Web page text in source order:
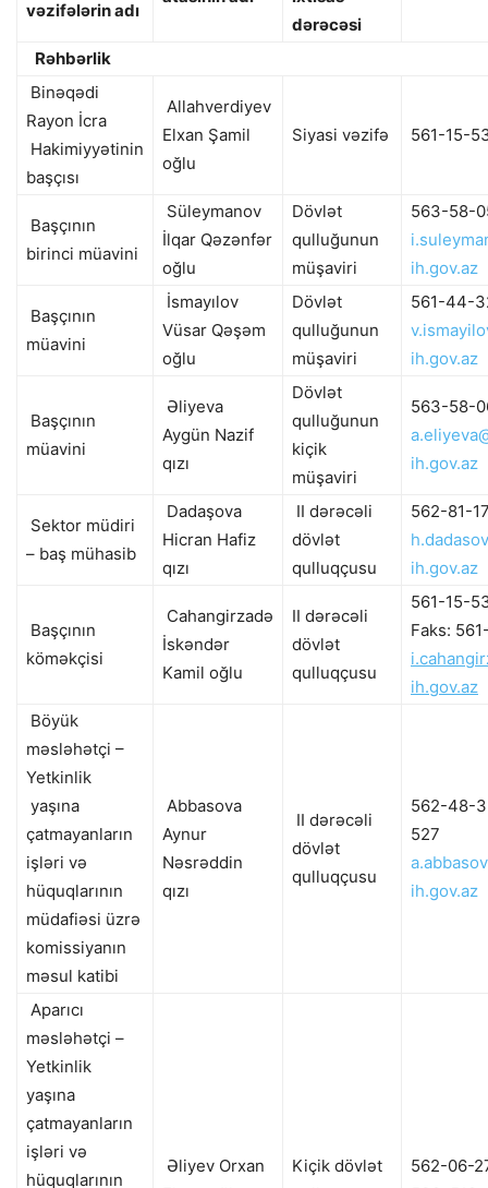
vəzifələrin adı
dərəcəsi
Rəhbərlik
Binəqədi
Rayon İcra
Hakimiyyətinin
başçısı
Allahverdiyev
Elxan Şamil
oğlu
Siyasi vəzifə 561-15-
Başçının
birinci müavini
Süleymanov
İlqar Qəzənfər
oğlu
Dövlət
qulluğunun
müşaviri
563-58-
ih.gov.az
Başçının
müavini
İsmayılov
Vüsar Qəşəm
oğlu
Dövlət
qulluğunun
müşaviri
561-44-
ih.gov.az
Başçının
müavini
Əliyeva
Aygün Nazif
qızı
Dövlət
qulluğunun
kiçik
müşaviri
563-58-
ih.gov.az
Sektor müdiri
– baş mühasib
Dadaşova
Hicran Hafiz
qızı
II dərəcəli
dövlət
qulluqçusu
562-81-
ih.gov.az
Başçının
köməkçisi
Cahangirzadə
İskəndər
Kamil oğlu
II dərəcəli
dövlət
qulluqçusu
561-15-
Faks:
ih.gov.az
Böyük
məsləhətçi –
Yetkinlik
yaşına
çatmayanların
işləri və
hüquqlarının
müdafiəsi üzrə
komissiyanın
məsul katibi
Abbasova
Aynur
Nəsrəddin
qızı
II dərəcəli
dövlət
qulluqçusu
562-48-
527
ih.gov.az
Aparıcı
məsləhətçi –
Yetkinlik
yaşına
çatmayanların
işləri və
hüquqlarının
Əliyev Orxan
Kiçik dövlət
562-06-